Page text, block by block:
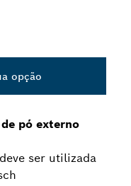
pó externo
ser utilizada
opção